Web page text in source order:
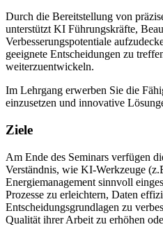
Durch die Bereitstellung von
unterstützt KI Führungskräfte,
Verbesserungspotentiale
geeignete Entscheidungen zu
weiterzuentwickeln.
Im Lehrgang erwerben Sie die
einzusetzen und innovative
Ziele
Am Ende des Seminars verfügen
Verständnis, wie KI-Werkzeuge
Energiemanagement sinnvoll
Prozesse zu erleichtern, Daten
Entscheidungsgrundlagen zu
Qualität ihrer Arbeit zu erhöhen